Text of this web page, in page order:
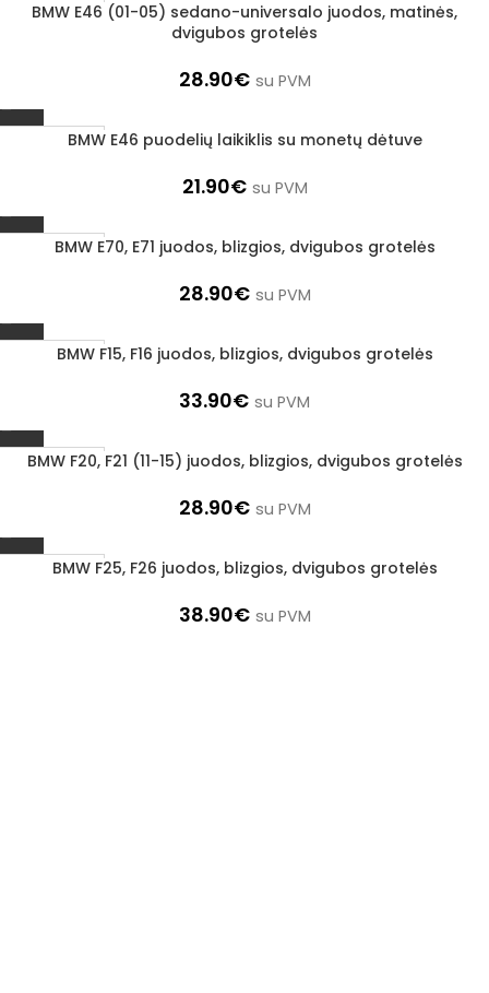
1–3 d. d.
BMW E46 (01-05) sedano-universalo juodos, matinės,
dvigubos grotelės
28.90€ su PVM
1–3 d. d.BMW E46 puodelių laikiklis su monetų dėtuve
21.90€ su PVM
1–3 d. d.
BMW E70, E71 juodos, blizgios, dvigubos grotelės
28.90€ su PVM
1–3 d. d.
BMW F15, F16 juodos, blizgios, dvigubos grotelės
33.90€ su PVM
1–3 d. d.
BMW F20, F21 (11-15) juodos, blizgios, dvigubos grotelės
28.90€ su PVM
1–3 d. d.
BMW F25, F26 juodos, blizgios, dvigubos grotelės
38.90€ su PVM